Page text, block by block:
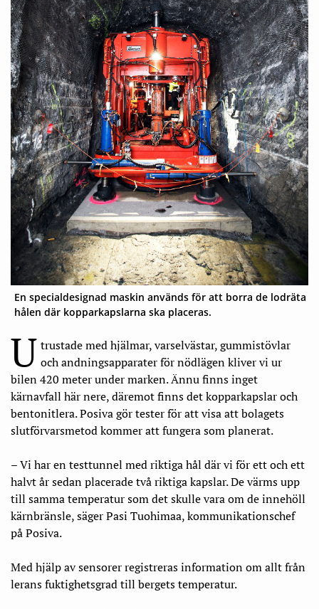
En specialdesignad maskin används för att borra de lodräta
hålen där kopparkapslarna ska placeras.
U trustade med hjälmar, varselvästar, gummistövlar
och andningsapparater för nödlägen kliver vi ur
bilen 420 meter under marken. Ännu finns inget
kärnavfall här nere, däremot finns det kopparkapslar och
bentonitlera. Posiva gör tester för att visa att bolagets
slutförvarsmetod kommer att fungera som planerat.
– Vi har en testtunnel med riktiga hål där vi för ett och ett
halvt år sedan placerade två riktiga kapslar. De värms upp
till samma temperatur som det skulle vara om de innehöll
kärnbränsle, säger Pasi Tuohimaa, kommunikationschef
på Posiva.
Med hjälp av sensorer registreras information om allt från
lerans fuktighetsgrad till bergets temperatur.